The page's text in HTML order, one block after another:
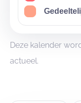
Deze kalender
actueel.